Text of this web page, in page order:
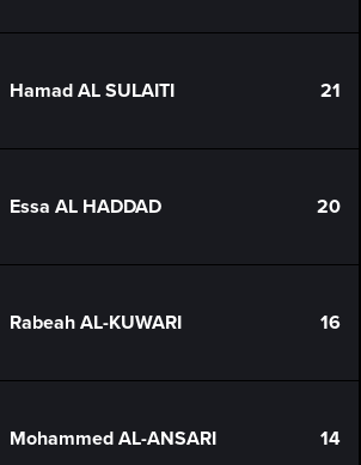
Hamad AL SULAITI 21
Essa AL HADDAD 20
Rabeah AL-KUWARI 16
Mohammed AL-ANSARI 14